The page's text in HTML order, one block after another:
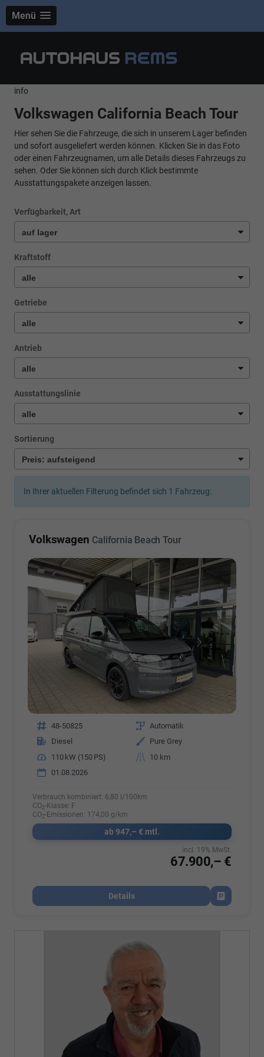
Menü
info
Volkswagen California Beach Tour
Hier sehen Sie die Fahrzeuge, die sich in unserem Lager befinden
und sofort ausgeliefert werden können. Klicken Sie in das Foto
oder einen Fahrzeugnamen, um alle Details dieses Fahrzeugs zu
sehen. Oder Sie können sich durch Klick bestimmte
Ausstattungspakete anzeigen lassen.
Verfügbarkeit, Art
Kraftstoff
Getriebe
Antrieb
Ausstattungslinie
Sortierung
In Ihrer aktuellen Filterung befindet sich 1 Fahrzeug:
Volkswagen California Beach Tour
Fahrzeugnr. 48-50825 Getriebe Automatik
Kraftstoff
Diesel Außenfarbe
Pure Grey
Leistung
110 kW (150 PS) Kilometerstand
10 km
01.08.2026
Verbrauch kombiniert: 6,80 l/100km
CO2-Klasse: F
CO2-Emissionen: 174,00 g/km
ab 947,– € mtl.
67.900,– €
incl. 19% MwSt.
Details
Fahrzeug